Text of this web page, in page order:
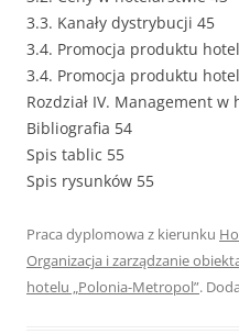
3.3. Kanały dystrybucji 45
3.4. Promocja produktu
3.4. Promocja produktu
Rozdział IV. Management w
Bibliografia 54
Spis tablic 55
Spis rysunków 55
Praca dyplomowa z kierunku
Organizacja i zarządzanie
hotelu „Polonia-Metropol”.